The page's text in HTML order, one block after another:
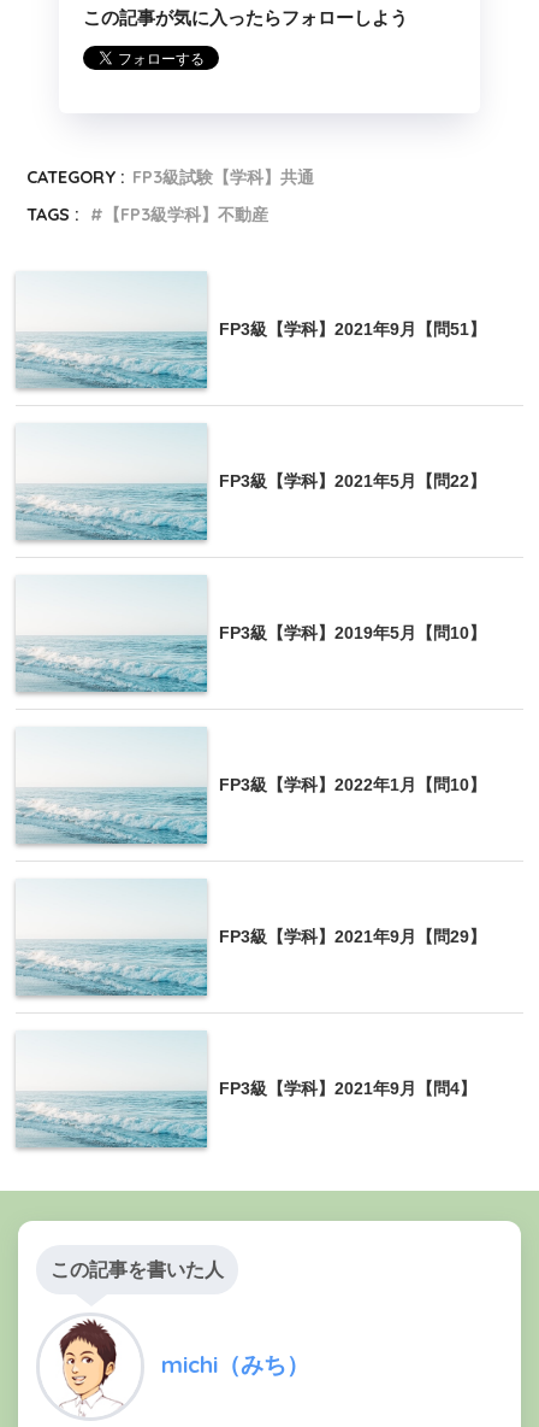
この記事が気に入ったらフォローしよう
CATEGORY : FP3級試験【学科】共通
TAGS :
【FP3級学科】不動産
FP3級【学科】2021年9月【問51】
FP3級【学科】2021年5月【問22】
FP3級【学科】2019年5月【問10】
FP3級【学科】2022年1月【問10】
FP3級【学科】2021年9月【問29】
FP3級【学科】2021年9月【問4】
この記事を書いた人
michi（みち）